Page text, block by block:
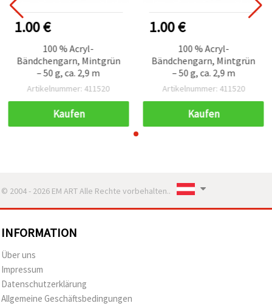
1.00 €
100 % Acryl-
Bändchengarn, Mintgrün
– 50 g, ca. 2,9 m
Artikelnummer: 411520
Kaufen
1.00 €
100 % Acryl-
Bändchengarn, Mintgrün
– 50 g, ca. 2,9 m
Artikelnummer: 411520
Kaufen
© 2004 - 2026 EM ART Alle Rechte vorbehalten..
INFORMATION
Über uns
Impressum
Datenschutzerklärung
Allgemeine Geschäftsbedingungen